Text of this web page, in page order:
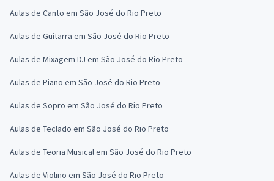
Aulas de Canto em São José do Rio Preto
Aulas de Guitarra em São José do Rio Preto
Aulas de Mixagem DJ em São José do Rio Preto
Aulas de Piano em São José do Rio Preto
Aulas de Sopro em São José do Rio Preto
Aulas de Teclado em São José do Rio Preto
Aulas de Teoria Musical em São José do Rio Preto
Aulas de Violino em São José do Rio Preto